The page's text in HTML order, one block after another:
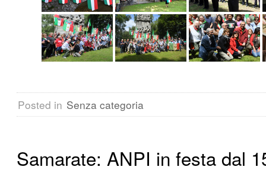
Posted in Senza categoria
Samarate: ANPI in festa dal